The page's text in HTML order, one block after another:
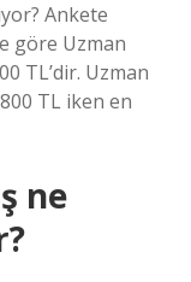
Ankete
göre Uzman
TL’dir. Uzman
TL iken en
ne